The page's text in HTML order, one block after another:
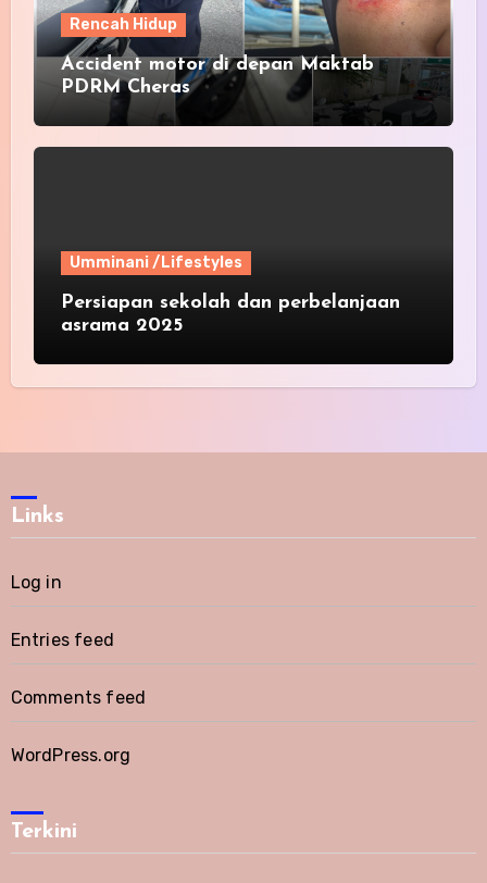
Rencah Hidup
Accident motor di depan Maktab
PDRM Cheras
Umminani /Lifestyles
Persiapan sekolah dan perbelanjaan
asrama 2025
Links
Log in
Entries feed
Comments feed
WordPress.org
Terkini